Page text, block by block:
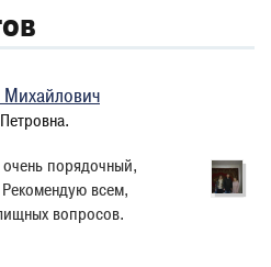
порядочный,
всем,
вопросов.